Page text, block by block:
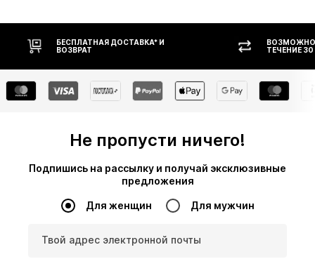
БЕСПЛАТНАЯ ДОСТАВКА* И
ВОЗВРАТ
ТЕЧЕНИЕ 30
Не пропусти ничего!
Подпишись на рассылку и получай эксклюзивные
предложения
Для женщин Для мужчин
Твой адрес электронной почты